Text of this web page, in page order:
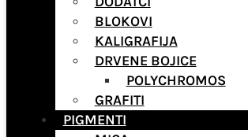
BLOKOVI
KALIGRAFIJA
DRVENE BOJICE
POLYCHROMOS
GRAFITI
PIGMENTI